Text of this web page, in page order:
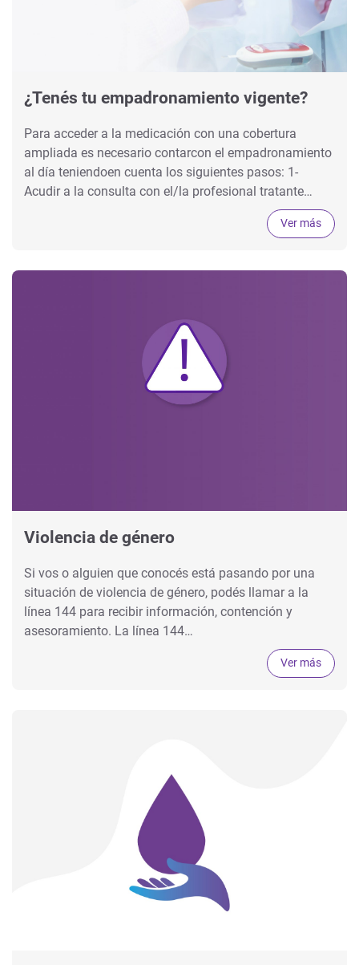
¿Tenés tu empadronamiento vigente?
Para acceder a la medicación con una cobertura
ampliada es necesario contarcon el empadronamiento
al día teniendoen cuenta los siguientes pasos: 1-
Acudir a la consulta con el/la profesional tratante…
Ver más
Violencia de género
Si vos o alguien que conocés está pasando por una
situación de violencia de género, podés llamar a la
línea 144 para recibir información, contención y
asesoramiento. La línea 144…
Ver más